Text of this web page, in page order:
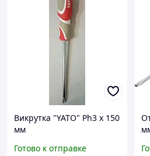
Викрутка "YATO" Ph3 x 150
мм
Готово к отправке